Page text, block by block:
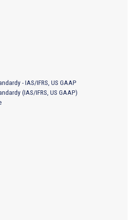
- IAS/IFRS, US GAAP
(IAS/IFRS, US GAAP)